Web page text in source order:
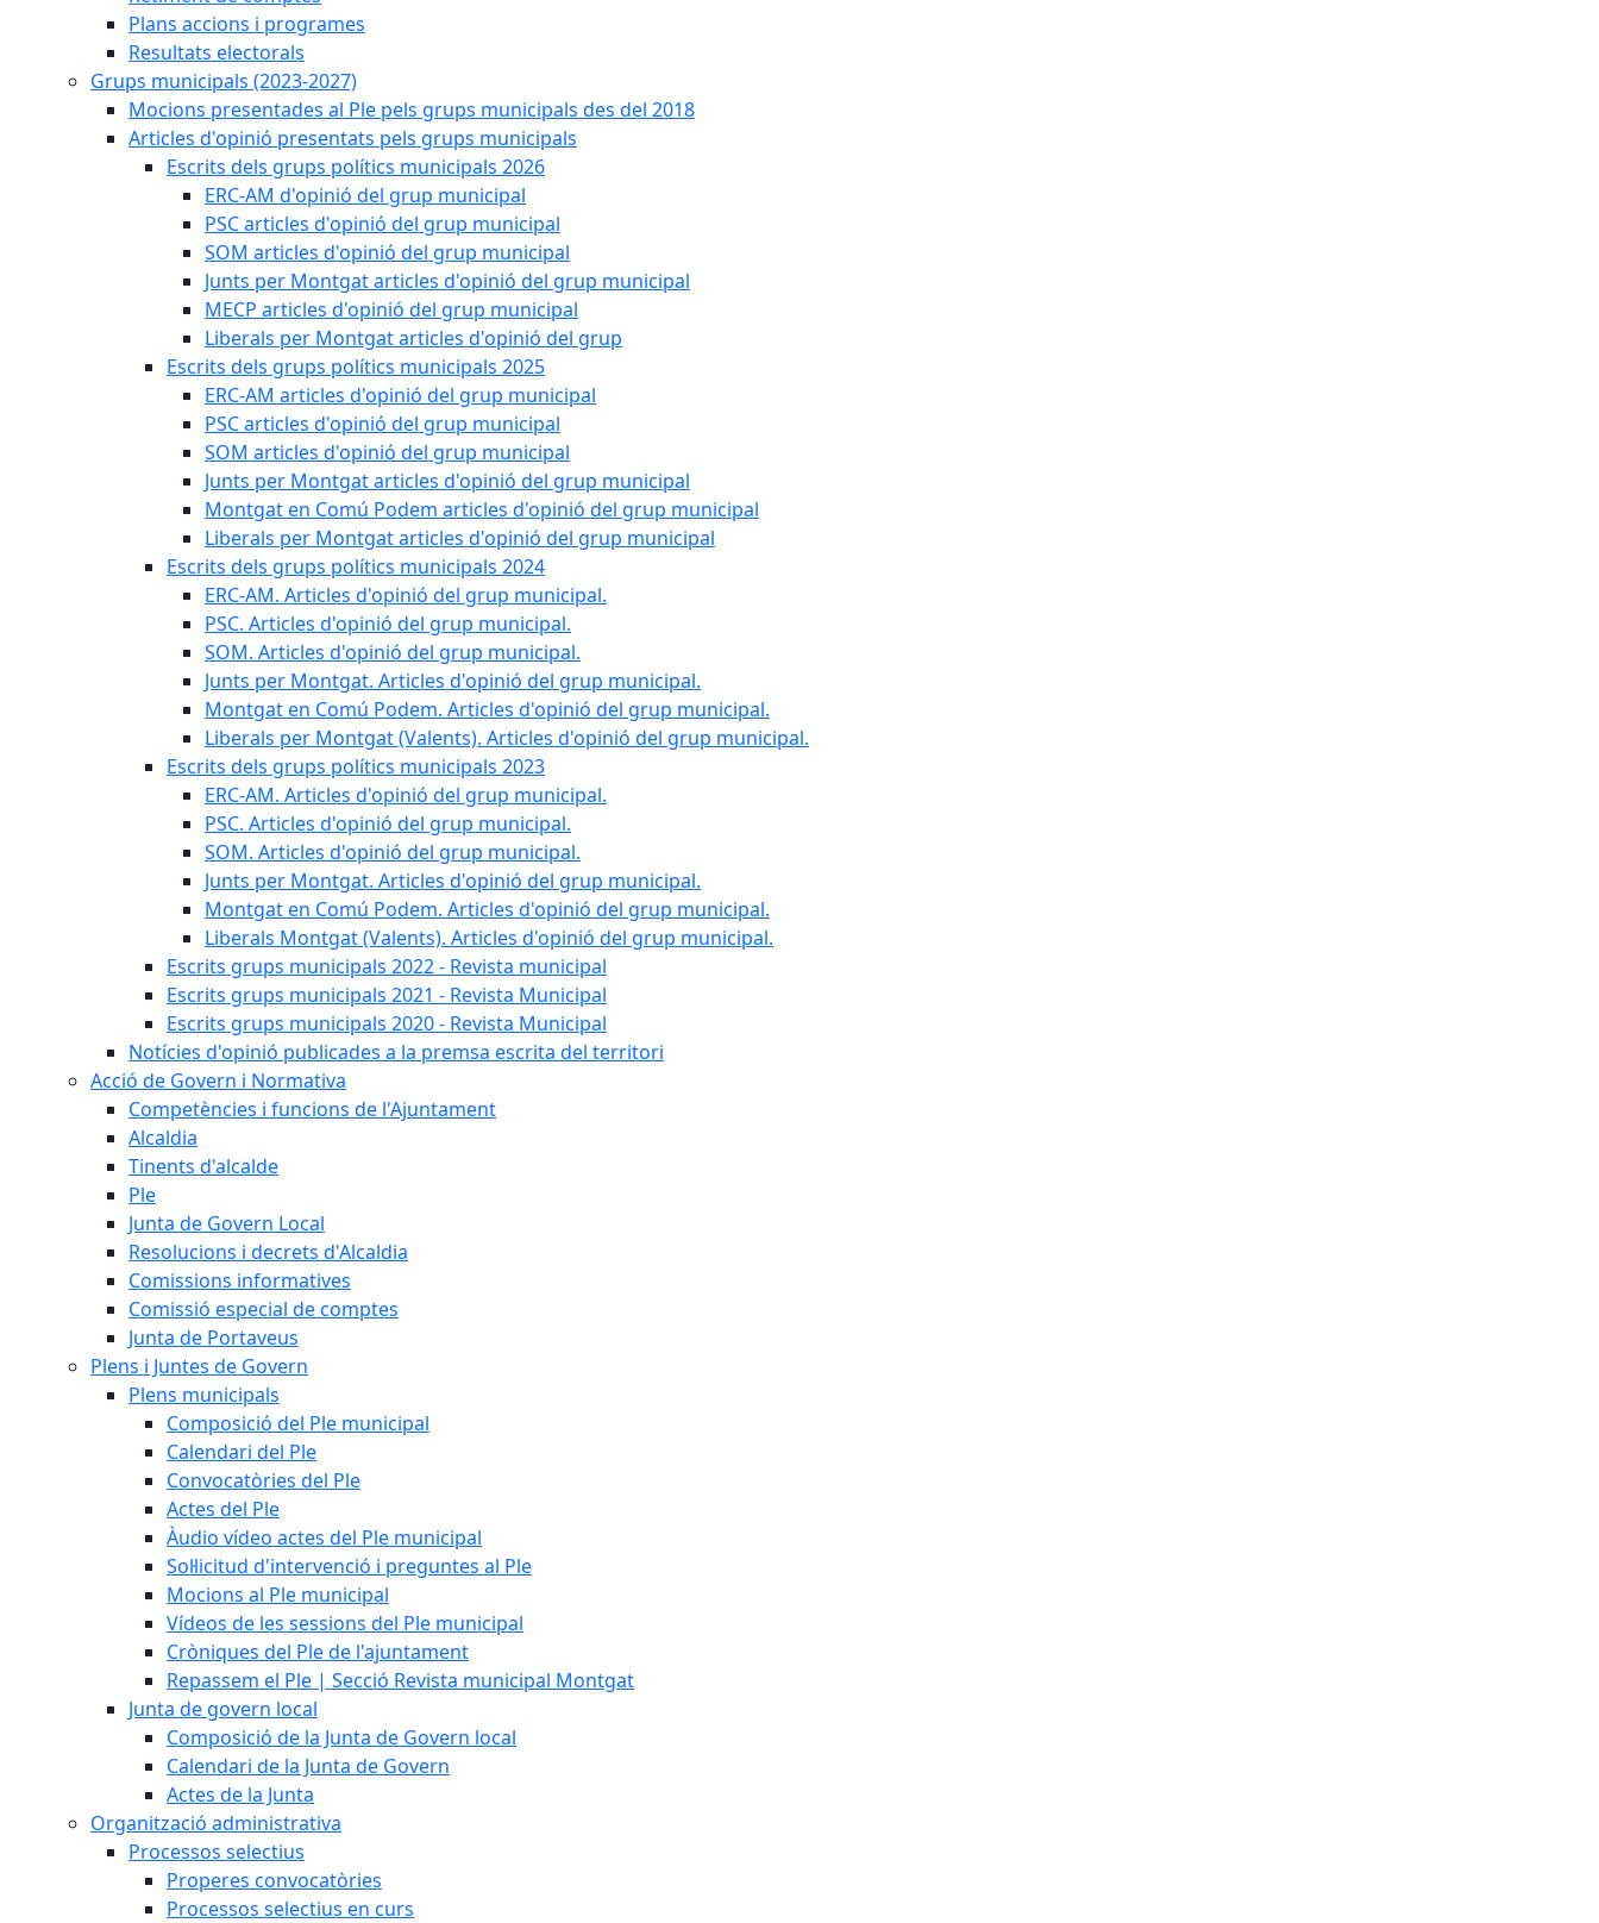
Plans accions i programes
Resultats electorals
Grups municipals (2023-2027)
Mocions presentades al Ple pels grups municipals des del 2018
Articles d'opinió presentats pels grups municipals
Escrits dels grups polítics municipals 2026
ERC-AM d'opinió del grup municipal
PSC articles d'opinió del grup municipal
SOM articles d'opinió del grup municipal
Junts per Montgat articles d'opinió del grup municipal
MECP articles d'opinió del grup municipal
Liberals per Montgat articles d'opinió del grup
Escrits dels grups polítics municipals 2025
ERC-AM articles d'opinió del grup municipal
PSC articles d'opinió del grup municipal
SOM articles d'opinió del grup municipal
Junts per Montgat articles d'opinió del grup municipal
Montgat en Comú Podem articles d'opinió del grup municipal
Liberals per Montgat articles d'opinió del grup municipal
Escrits dels grups polítics municipals 2024
ERC-AM. Articles d'opinió del grup municipal.
PSC. Articles d'opinió del grup municipal.
SOM. Articles d'opinió del grup municipal.
Junts per Montgat. Articles d'opinió del grup municipal.
Montgat en Comú Podem. Articles d'opinió del grup municipal.
Liberals per Montgat (Valents). Articles d'opinió del grup municipal.
Escrits dels grups polítics municipals 2023
ERC-AM. Articles d'opinió del grup municipal.
PSC. Articles d'opinió del grup municipal.
SOM. Articles d'opinió del grup municipal.
Junts per Montgat. Articles d'opinió del grup municipal.
Montgat en Comú Podem. Articles d'opinió del grup municipal.
Liberals Montgat (Valents). Articles d'opinió del grup municipal.
Escrits grups municipals 2022 - Revista municipal
Escrits grups municipals 2021 - Revista Municipal
Escrits grups municipals 2020 - Revista Municipal
Notícies d'opinió publicades a la premsa escrita del territori
Acció de Govern i Normativa
Competències i funcions de l'Ajuntament
Alcaldia
Tinents d'alcalde
Ple
Junta de Govern Local
Resolucions i decrets d'Alcaldia
Comissions informatives
Comissió especial de comptes
Junta de Portaveus
Plens i Juntes de Govern
Plens municipals
Composició del Ple municipal
Calendari del Ple
Convocatòries del Ple
Actes del Ple
Àudio vídeo actes del Ple municipal
Sol·licitud d'intervenció i preguntes al Ple
Mocions al Ple municipal
Vídeos de les sessions del Ple municipal
Cròniques del Ple de l'ajuntament
Repassem el Ple | Secció Revista municipal Montgat
Junta de govern local
Composició de la Junta de Govern local
Calendari de la Junta de Govern
Actes de la Junta
Organització administrativa
Processos selectius
Properes convocatòries
Processos selectius en curs